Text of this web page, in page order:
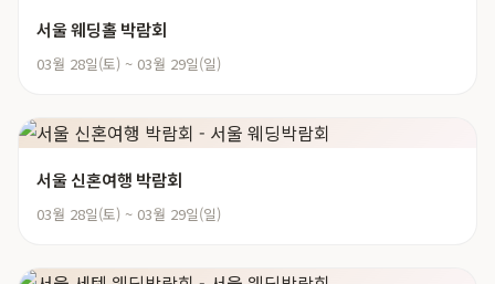
서울 웨딩홀 박람회
03월 28일(토) ~ 03월 29일(일)
서울 신혼여행 박람회
03월 28일(토) ~ 03월 29일(일)